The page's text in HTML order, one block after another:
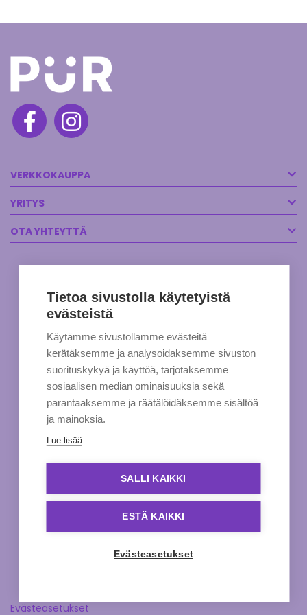
VERKKOKAUPPA
YRITYS
OTA YHTEYTTÄ
Evästeasetukset
Tietoa sivustolla käytetyistä
evästeistä
Käytämme sivustollamme evästeitä
kerätäksemme ja analysoidaksemme sivuston
suorituskykyä ja käyttöä, tarjotaksemme
sosiaalisen median ominaisuuksia sekä
parantaaksemme ja räätälöidäksemme sisältöä
ja mainoksia.
Lue lisää
SALLI KAIKKI
ESTÄ KAIKKI
Evästeasetukset